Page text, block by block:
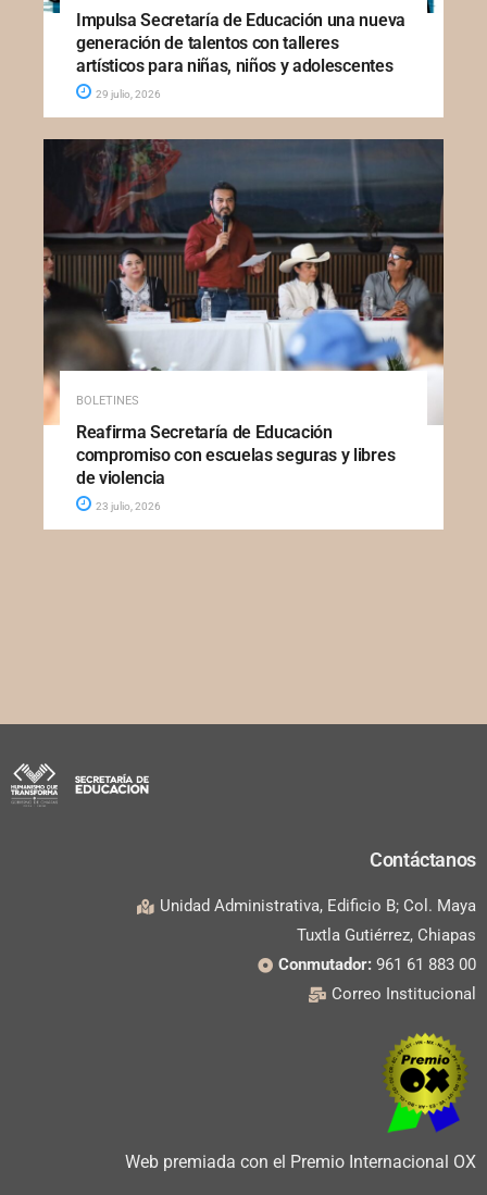
Impulsa Secretaría de Educación una nueva
generación de talentos con talleres
artísticos para niñas, niños y adolescentes
29 julio, 2026
BOLETINES
Reafirma Secretaría de Educación
compromiso con escuelas seguras y libres
de violencia
23 julio, 2026
Contáctanos
Unidad Administrativa, Edificio B; Col. Maya
Tuxtla Gutiérrez, Chiapas
Conmutador: 961 61 883 00
Correo Institucional
Web premiada con el Premio Internacional OX